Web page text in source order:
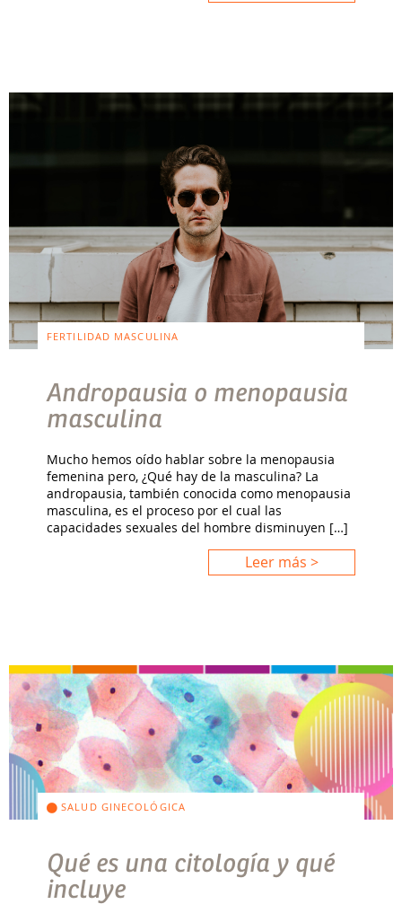
FERTILIDAD MASCULINA
Andropausia o menopausia
masculina
Mucho hemos oído hablar sobre la menopausia
femenina pero, ¿Qué hay de la masculina? La
andropausia, también conocida como menopausia
masculina, es el proceso por el cual las
capacidades sexuales del hombre disminuyen […]
Leer más >
SALUD GINECOLÓGICA
Qué es una citología y qué
incluye